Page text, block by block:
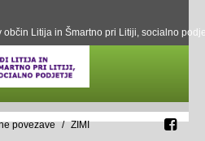
občin Litija in Šmartno pri Litiji, socialno
povezave ZIMI